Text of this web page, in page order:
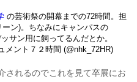
の芸術祭の開幕までの72時間。担
ン)。ちなみにキャンパスの
サン用に飼ってるんだとか。
メント７２時間 (@nhk_72HR)
されるのでこれを見て卒展にお